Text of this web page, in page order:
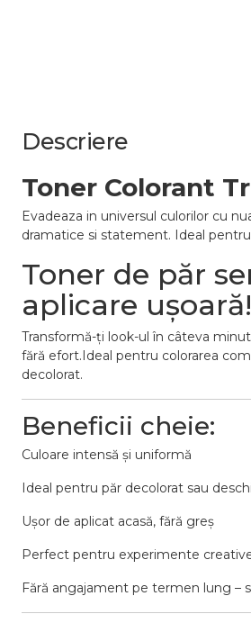
Descriere
Toner Colorant
Evadeaza in universul culorilor cu
dramatice si statement. Ideal
Toner de păr
aplicare ușoară!
Transformă-ți look-ul în câteva
fără efort.Ideal pentru colorarea
decolorat.
Beneficii cheie:
Culoare intensă și uniformă
Ideal pentru păr decolorat sau
Ușor de aplicat acasă, fără greș
Perfect pentru experimente
Fără angajament pe termen lung –